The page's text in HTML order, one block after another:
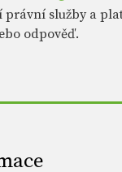
služby a
odpověď.